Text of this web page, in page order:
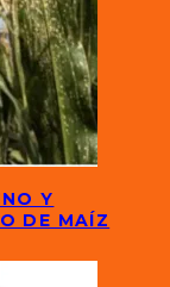
Y
DE MAÍZ